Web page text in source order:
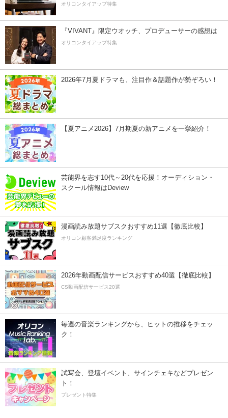
オリコンタイアップ特集
『VIVANT』限定ウオッチ、プロデューサーの感想は
オリコンタイアップ特集
2026年7月夏ドラマも、注目作＆話題作が勢ぞろい！
【夏アニメ2026】7月期夏の新アニメを一挙紹介！
芸能界を志す10代～20代を応援！オーディション・
スクール情報はDeview
漫画読み放題サブスクおすすめ11選【徹底比較】
オリコン顧客満足度ランキング
2026年動画配信サービスおすすめ40選【徹底比較】
CS動画配信サービス20選
毎週の音楽ランキングから、ヒットの推移をチェッ
ク！
試写会、登壇イベント、サインチェキなどプレゼン
ト！
プレゼント特集